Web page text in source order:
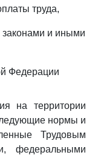
труда,
и иными
Федерации
на территории
нормы и
Трудовым
федеральными